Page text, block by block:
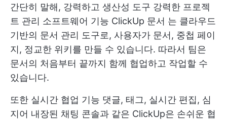
간단히 말해, 강력하고 생산성 도구 강력한 프로젝
트 관리 소프트웨어 기능 ClickUp 문서 는 클라우드
기반의 문서 관리 도구로, 사용자가 문서, 중첩 페이
지, 정교한 위키를 만들 수 있습니다. 따라서 팀은
문서의 처음부터 끝까지 함께 협업하고 작업할 수
있습니다.
또한 실시간 협업 기능 댓글, 태그, 실시간 편집, 심
지어 내장된 채팅 콘솔과 같은 ClickUp은 손쉬운 협